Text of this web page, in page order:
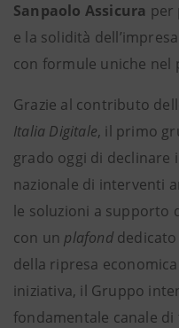
Sanpaolo Assicura per
e la solidità
con formule uniche nel
Grazie al contributo
Italia Digitale, il primo
grado oggi di
nazionale di interventi
le soluzioni a supporto
con un plafonddedicato
della ripresa
iniziativa, il Gruppo
fondamentale canale